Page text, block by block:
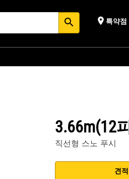
search place 특약점
3.66m(12
직선형 스노 푸시
견